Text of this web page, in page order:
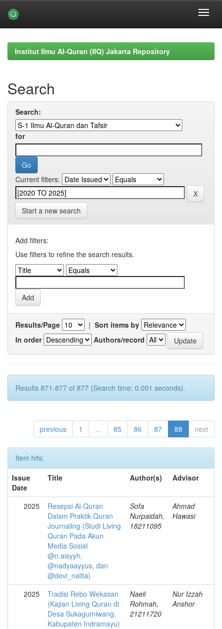
navigationInstitut Ilmu Al-Quran (IIQ) Jakarta Repository
Search
Search:
for
Current filters:
Start a new search
Add filters:
Use filters to refine the search results.
Results/Page | Sort items by
In order
Authors/record
Results 871-877 of 877 (Search time: 0.001 seconds).
previous 1 ... 85 86 87 88 next
Item hits:
Issue
Date
Title Author(s) Advisor
2025
Resepsi Al-Quran
Dalam Praktik Quran
Journaling (Studi Living
Quran Pada Akun
Media Sosial
@n.aisyyh,
@nadyaayyus, dan
@devi_nalita)
Sofa
Nurpaidah,
18211095
Ahmad
Hawasi
2025
Tradisi Rebo Wekasan
(Kajian Living Quran di
Desa Sukagumiwang,
Kabupaten Indramayu)
Naeli
Rohmah,
21211720
Nur Izzah
Anshor